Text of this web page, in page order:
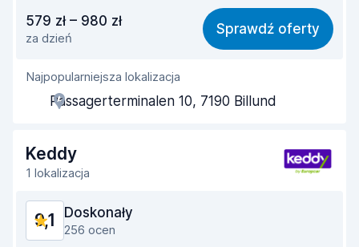
8,7
Łatwość znalezienia 9,3
Pomocność przedstawiciela
Szybkość odbioru
Szybkość zwrotu 9,4
Czystość samochodu
Stan samochodu
579 zł – 980 zł
za dzień
Sprawdź oferty
Najpopularniejsza lokalizacja
Passagerterminalen 10, 7190 Billund
Keddy
1 lokalizacja
9,1 Doskonały
256 ocen